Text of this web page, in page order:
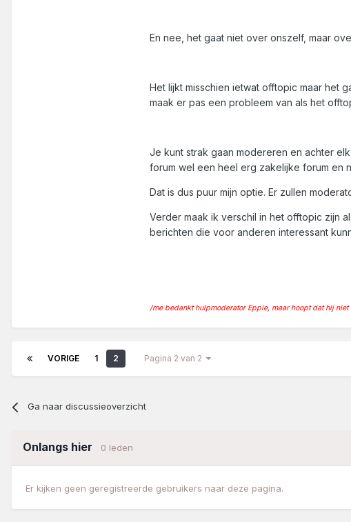
En nee, het gaat niet over onszelf, maar
Het lijkt misschien ietwat offtopic maar het
maak er pas een probleem van als het
Je kunt strak gaan modereren en achter
forum wel een heel erg zakelijke forum en
Dat is dus puur mijn optie. Er zullen
Verder maak ik verschil in het offtopic zijn
berichten die voor anderen interessant
/me bedankt hulpmoderator Eppie, maar hoopt dat hij
VORIGE 1 2 Pagina 2 van 2
Ga naar discussieoverzicht
Onlangs hier 0 leden
Er kijken geen geregistreerde gebruikers naar deze pagina.